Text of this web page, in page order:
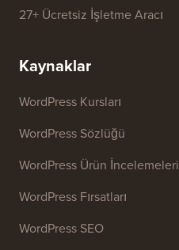
27+ Ücretsiz İşletme Aracı
Kaynaklar
WordPress Kursları
WordPress Sözlüğü
WordPress Ürün İncelemeleri
WordPress Fırsatları
WordPress SEO